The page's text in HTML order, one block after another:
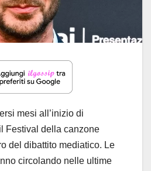
mesi all’inizio di
Festival della canzone
del dibattito mediatico. Le
circolando nelle ultime